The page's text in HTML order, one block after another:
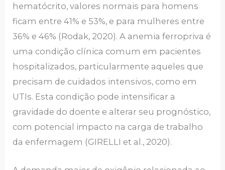
hematócrito, valores normais para homens
ficam entre 41% e 53%, e para mulheres entre
36% e 46% (Rodak, 2020). A anemia ferropriva é
uma condição clínica comum em pacientes
hospitalizados, particularmente aqueles que
precisam de cuidados intensivos, como em
UTIs. Esta condição pode intensificar a
gravidade do doente e alterar seu prognóstico,
com potencial impacto na carga de trabalho
da enfermagem (GIRELLI et al., 2020).